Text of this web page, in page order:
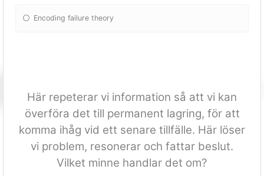
Encoding failure theory
Här repeterar vi information så att vi kan
överföra det till permanent lagring, för att
komma ihåg vid ett senare tillfälle. Här löser
vi problem, resonerar och fattar beslut.
Vilket minne handlar det om?